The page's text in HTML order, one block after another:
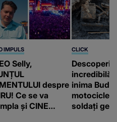
IMPULS
Selly,
despre
Ce se va
și CINE
CLICK
incredibilă
inima
soldați